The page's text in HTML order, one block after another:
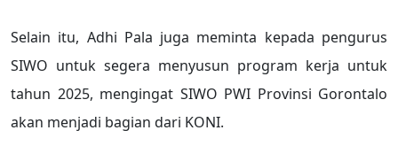
Selain itu, Adhi Pala juga meminta kepada pengurus
SIWO untuk segera menyusun program kerja untuk
tahun 2025, mengingat SIWO PWI Provinsi Gorontalo
akan menjadi bagian dari KONI.